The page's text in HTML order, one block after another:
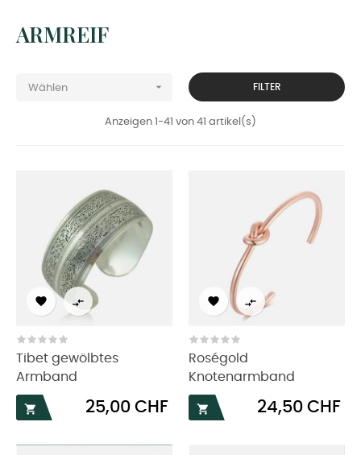
ARMREIF
Wählen  FILTER
Anzeigen 1-41 von 41 artikel(s)
 
Tibet gewölbtes
Armband

Preis
25,00 CHF
 
Roségold
Knotenarmband

Preis
24,50 CHF